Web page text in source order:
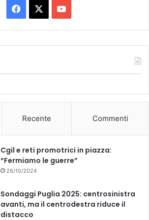
a
c
k
o
u
Recente Commenti
Cgil e reti promotrici in piazza:
“Fermiamo le guerre”
26/10/2024
Sondaggi Puglia 2025: centrosinistra
avanti, ma il centrodestra riduce il
distacco